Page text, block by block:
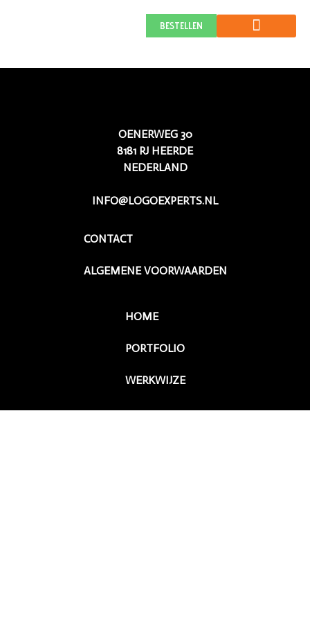
BESTELLEN
GUBBELS
OENERWEG 30
8181 RJ HEERDE
NEDERLAND
INFO@LOGOEXPERTS.NL
CONTACT
ALGEMENE VOORWAARDEN
HOME
PORTFOLIO
WERKWIJZE